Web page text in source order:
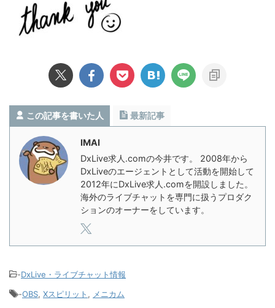
この記事を書いた人 最新記事
IMAI
DxLive求人.comの今井です。 2008年から
DxLiveのエージェントとして活動を開始して
2012年にDxLive求人.comを開設しました。
海外のライブチャットを専門に扱うプロダク
ションのオーナーをしています。
-DxLive・ライブチャット情報
-OBS, Xスピリット , メニカム